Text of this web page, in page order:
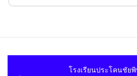
โรงเรียนประโคนชัย